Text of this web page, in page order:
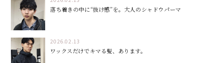
落ち着きの中に“抜け感”を。大人のシャドウパーマ
2026.02.13
ワックスだけでキマる髪、あります。